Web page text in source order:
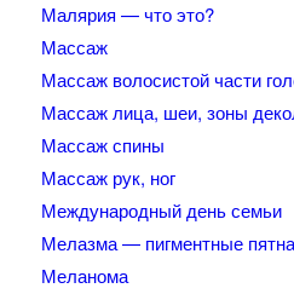
Малярия — что это?
Массаж
Массаж волосистой части
Массаж лица, шеи, зоны
Массаж спины
Массаж рук, ног
Международный день семьи
Мелазма — пигментные
Меланома